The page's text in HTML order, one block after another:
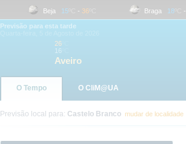
Beja 15 ºC- 36 ºC Braga 18 ºC- 30
Previsão para esta tarde
26
16
Aveiro
O Tempo O CliM@UA
Previsão local para: Castelo Branco mudar de localidade